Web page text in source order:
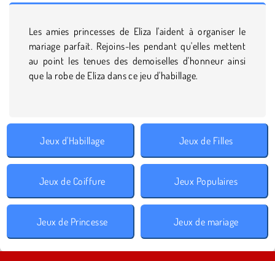
Les amies princesses de Eliza l'aident à organiser le
mariage parfait. Rejoins-les pendant qu'elles mettent
au point les tenues des demoiselles d'honneur ainsi
que la robe de Eliza dans ce jeu d'habillage.
Jeux d'Habillage Jeux de Filles
Jeux de Coiffure Jeux Populaires
Jeux de Princesse Jeux de mariage